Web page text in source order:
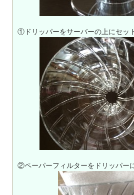
①ドリッパーをサーバーの上にセッ
②ペーパーフィルターをドリッパー